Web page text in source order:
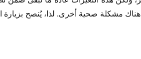
هناك مشكلة صحية أخرى. لذا، يُنصح